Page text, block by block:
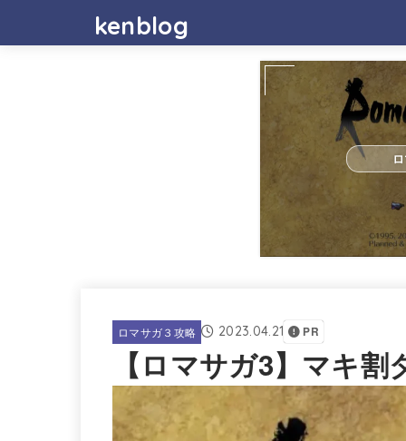
kenblog
ロマサガ３攻略 2023.04.21 PR
【ロマサガ3】マキ